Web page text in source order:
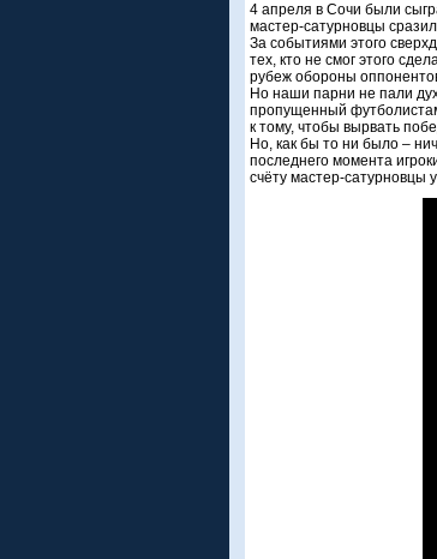
4 апреля в Сочи были
мастер-сатурновцы
За событиями этого
тех, кто не смог этого
рубеж обороны
Но наши парни не пали
пропущенный
к тому, чтобы вырвать
Но, как бы то ни было –
последнего момента
счёту мастер-сатурновцы